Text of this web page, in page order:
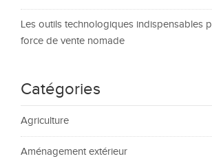
Les outils technologiques indispensables
force de vente nomade
Catégories
Agriculture
Aménagement extérieur